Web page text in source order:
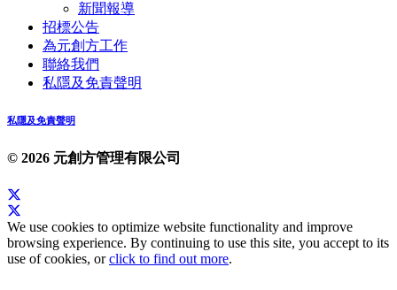
新聞報導
招標公告
為元創方工作
聯絡我們
私隱及免責聲明
私隱及免責聲明
© 2026 元創方管理有限公司
We use cookies to optimize website functionality and improve
browsing experience. By continuing to use this site, you accept to its
use of cookies, orclick to find out more.